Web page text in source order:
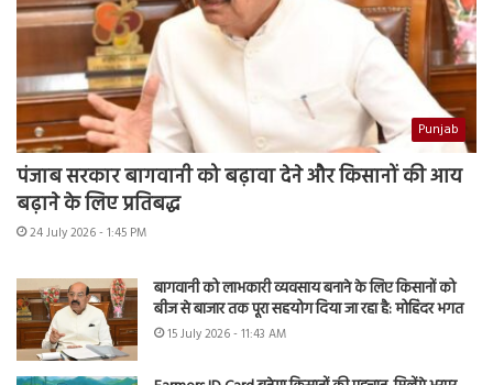
Punjab
पंजाब सरकार बागवानी को बढ़ावा देने और किसानों की आय
बढ़ाने के लिए प्रतिबद्ध
24 July 2026 - 1:45 PM
बागवानी को लाभकारी व्यवसाय बनाने के लिए किसानों को
बीज से बाजार तक पूरा सहयोग दिया जा रहा है: मोहिंदर भगत
15 July 2026 - 11:43 AM